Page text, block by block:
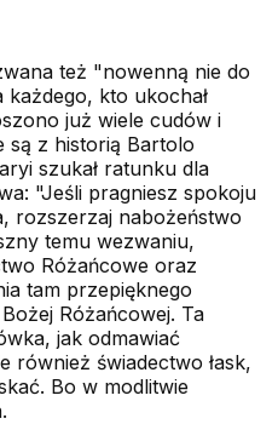
też "nowenną nie do
kto ukochał
już wiele cudów i
są z historią Bartolo
szukał ratunku dla
"Jeśli pragniesz spokoju
rozszerzaj nabożeństwo
temu wezwaniu,
Różańcowe oraz
tam przepięknego
Różańcowej. Ta
jak odmawiać
również świadectwo łask,
Bo w modlitwie